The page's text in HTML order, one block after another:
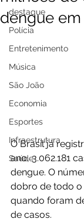
destaque
Polícia
Entretenimento
Música
São João
Economia
Esportes
Infraestrutura
Saúde
dengue em
O Brasil já
ano, 3.062.181
dengue. O
dobro de todo o
quando foram
de casos.